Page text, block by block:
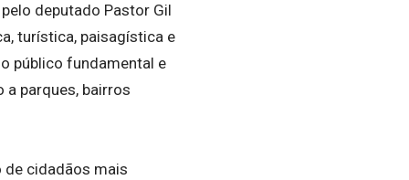
deputado Pastor Gil
turística, paisagística e
público fundamental e
parques, bairros
cidadãos mais